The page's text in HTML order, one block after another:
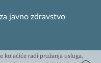
javno zdravstvo
kolačiće radi pružanja usluga,